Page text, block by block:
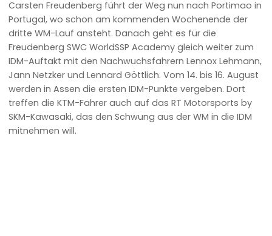
Carsten Freudenberg führt der Weg nun nach Portimao in
Portugal, wo schon am kommenden Wochenende der
dritte WM-Lauf ansteht. Danach geht es für die
Freudenberg SWC WorldSSP Academy gleich weiter zum
IDM-Auftakt mit den Nachwuchsfahrern Lennox Lehmann,
Jann Netzker und Lennard Göttlich. Vom 14. bis 16. August
werden in Assen die ersten IDM-Punkte vergeben. Dort
treffen die KTM-Fahrer auch auf das RT Motorsports by
SKM-Kawasaki, das den Schwung aus der WM in die IDM
mitnehmen will.